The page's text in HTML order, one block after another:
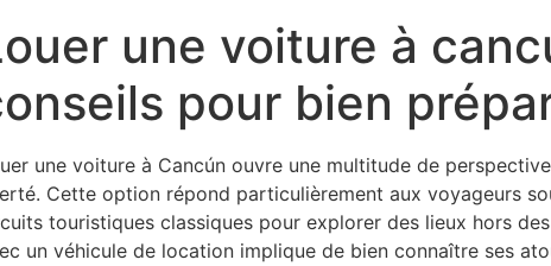
une voiture à
pour bien
une voiture à Cancún ouvre une multitude de
Cette option répond particulièrement aux voyageurs
touristiques classiques pour explorer des lieux hors
un véhicule de location implique de bien connaître ses